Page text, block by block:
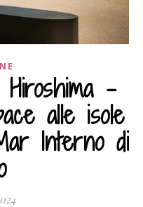
–
alle isole
Interno di